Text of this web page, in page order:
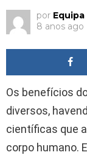
por Equipa
8 anos ago
Os benefícios
diversos,
científicas que
corpo humano.